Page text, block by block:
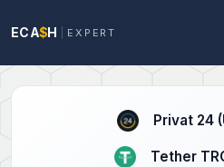
ECA$H EXPERT
Privat 24
Tether